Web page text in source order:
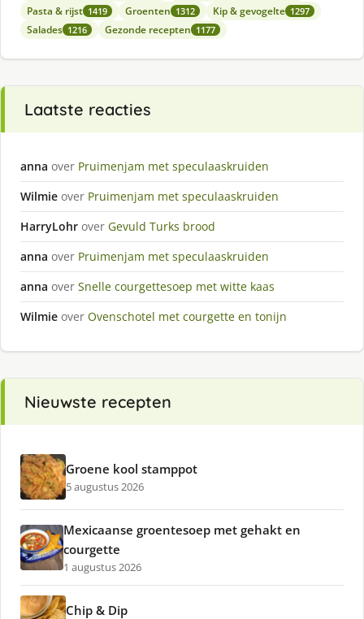
Pasta & rijst 1419 Groenten 1312 Kip & gevogelte 1297
Salades 1216 Gezonde recepten 1177
Laatste reacties
anna over Pruimenjam met speculaaskruiden
Wilmie over Pruimenjam met speculaaskruiden
HarryLohr over Gevuld Turks brood
anna over Pruimenjam met speculaaskruiden
anna over Snelle courgettesoep met witte kaas
Wilmie over Ovenschotel met courgette en tonijn
Nieuwste recepten
Groene kool stamppot
5 augustus 2026
Mexicaanse groentesoep met gehakt en
courgette
1 augustus 2026
Chip & Dip